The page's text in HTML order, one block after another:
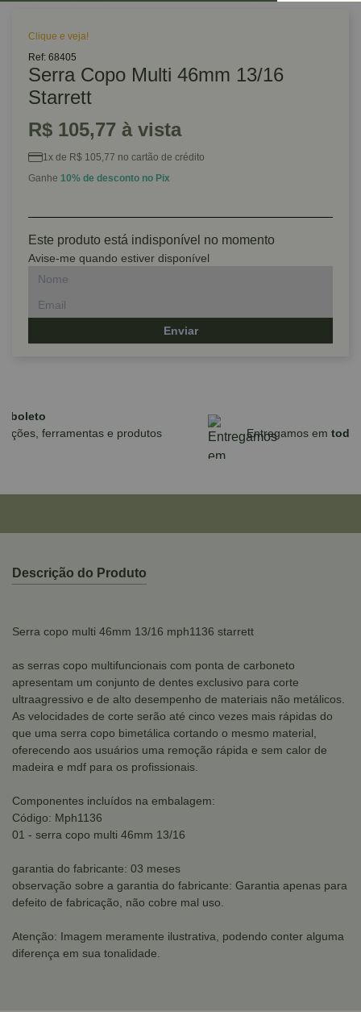
Clique e veja!
Ref: 68405
Serra Copo Multi 46mm 13/16
Starrett
R$ 105,77 à vista
1x de R$ 105,77 no cartão de crédito
Ganhe 10% de desconto no Pix
Este produto está indisponível no momento
Avise-me quando estiver disponível
Enviar
Parcele em até 10x sem juros no cartão
para compras acima de R$590,00
Descrição do Produto
Serra copo multi 46mm 13/16 mph1136 starrett
as serras copo multifuncionais com ponta de carboneto
apresentam um conjunto de dentes exclusivo para corte
ultraagressivo e de alto desempenho de materiais não metálicos.
As velocidades de corte serão até cinco vezes mais rápidas do
que uma serra copo bimetálica cortando o mesmo material,
oferecendo aos usuários uma remoção rápida e sem calor de
madeira e mdf para os profissionais.
Componentes incluídos na embalagem:
Código: Mph1136
01 - serra copo multi 46mm 13/16
garantia do fabricante: 03 meses
observação sobre a garantia do fabricante: Garantia apenas para
defeito de fabricação, não cobre mal uso.
Atenção: Imagem meramente ilustrativa, podendo conter alguma
diferença em sua tonalidade.